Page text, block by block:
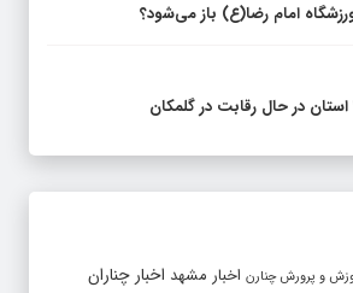
امام رضا(ع) باز می‌شود؟
و پرورش چنارن اخبار مشهد اخبار چناران